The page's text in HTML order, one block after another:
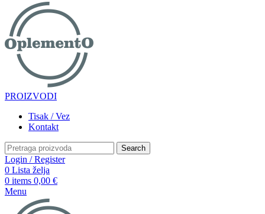
PROIZVODI
Tisak / Vez
Kontakt
Search
Login / Register
0 Lista želja
0 items 0,00 €
Menu